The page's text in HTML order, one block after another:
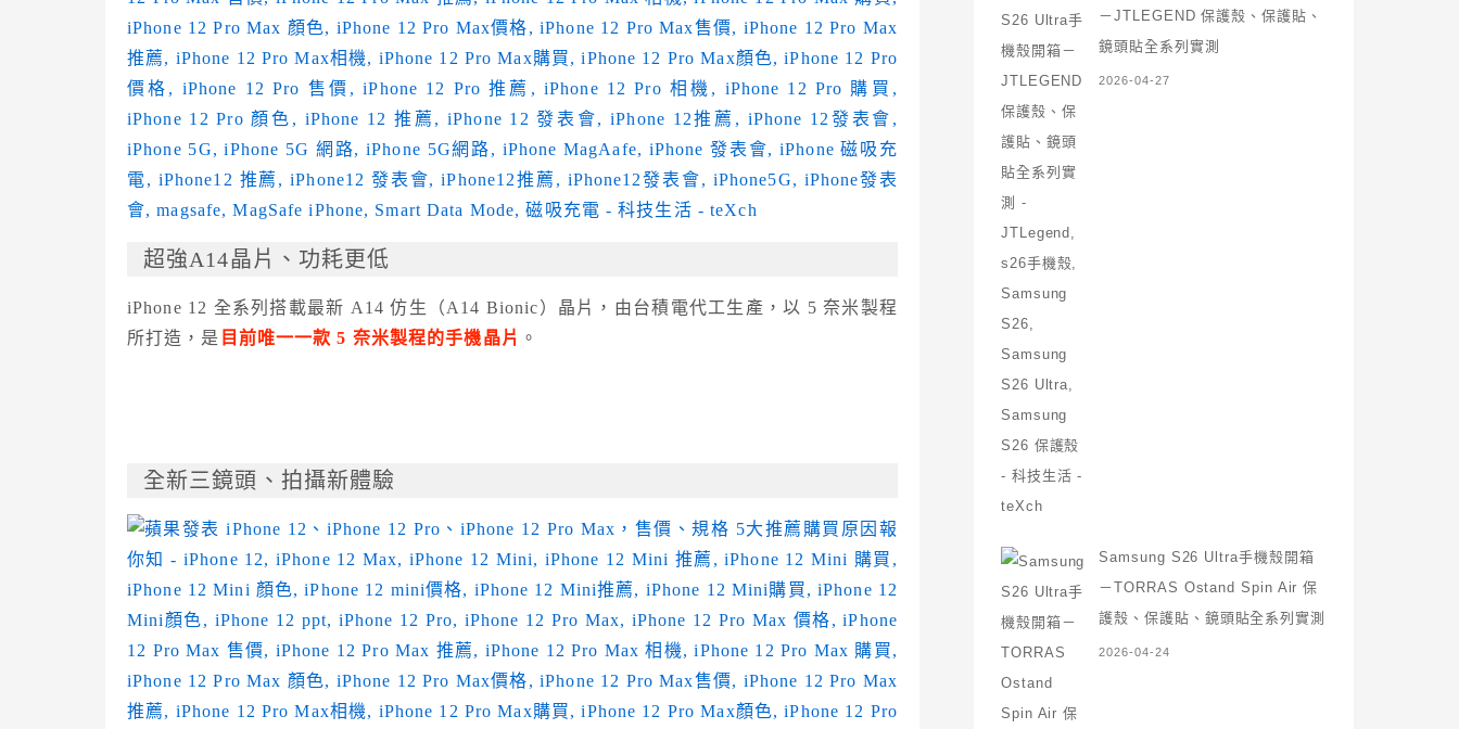
超強A14晶片、功耗更低
iPhone 12 全系列搭載最新 A14 仿生（A14 Bionic）晶片，由台積電代工生產，以 5 奈米製程
所打造，是 目前唯一一款 5 奈米製程的手機晶片 。
全新三鏡頭、拍攝新體驗
－JTLEGEND 保護殼、保護貼、
鏡頭貼全系列實測
2026-04-27
Samsung S26 Ultra手機殼開箱
－TORRAS Ostand Spin Air 保
護殼、保護貼、鏡頭貼全系列實測
2026-04-24